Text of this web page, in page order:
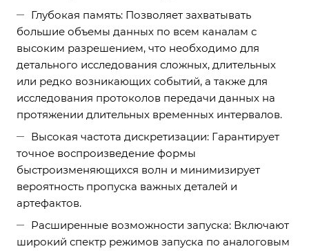
Глубокая память: Позволяет захватывать
большие объемы данных по всем каналам с
высоким разрешением, что необходимо для
детального исследования сложных, длительных
или редко возникающих событий, а также для
исследования протоколов передачи данных на
протяжении длительных временных интервалов.
Высокая частота дискретизации: Гарантирует
точное воспроизведение формы
быстроизменяющихся волн и минимизирует
вероятность пропуска важных деталей и
артефактов.
Расширенные возможности запуска: Включают
широкий спектр режимов запуска по аналоговым